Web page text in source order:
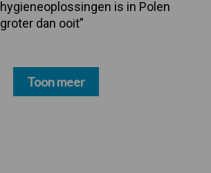
hygieneoplossingen is in Polen
groter dan ooit”
Toon meer